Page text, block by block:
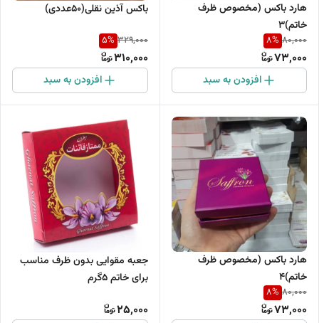
هارد باکس (مخصوص ظرف
خاتم)3
80,000
8%
73,000
افزودن به سبد
باکس آذین نقلی(50عددی)
329,000
5%
310,000
افزودن به سبد
هارد باکس (مخصوص ظرف
خاتم)4
80,000
8%
73,000
جعبه مقوایی بدون ظرف مناسب
برای خاتم ۵گرم
25,000